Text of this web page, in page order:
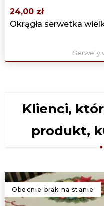
24,00 zł
Okrągła serwetka
Serwety
Klienci,
produkt,
Obecnie brak na stanie